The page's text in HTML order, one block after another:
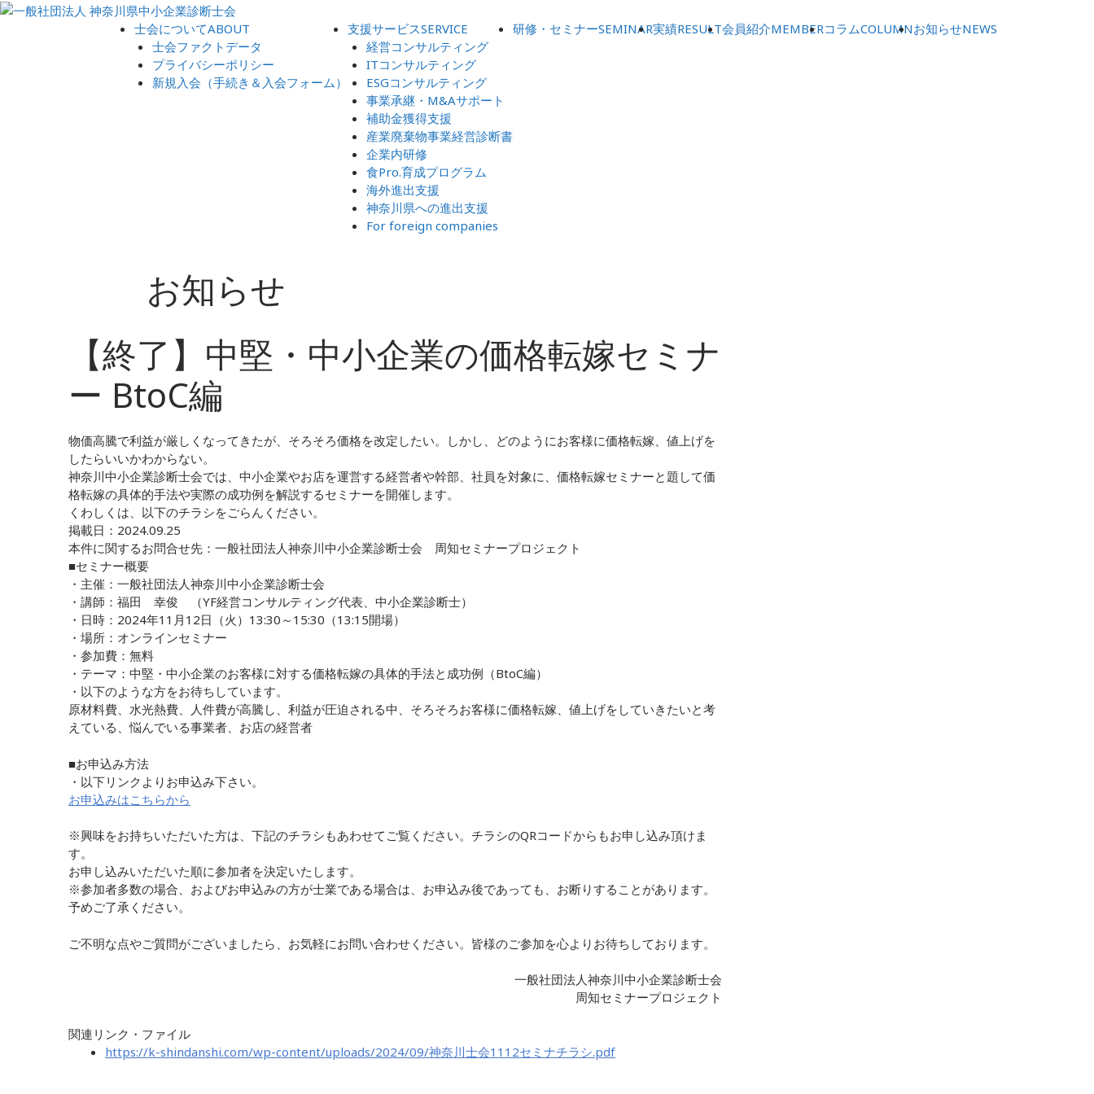
士会についてABOUT
士会ファクトデータ
プライバシーポリシー
新規入会（手続き＆入会フォーム）
支援サービスSERVICE
経営コンサルティング
ITコンサルティング
ESGコンサルティング
事業承継・M&Aサポート
補助金獲得支援
産業廃棄物事業経営診断書
企業内研修
食Pro.育成プログラム
海外進出支援
神奈川県への進出支援
For foreign companies
研修・セミナーSEMINAR実績RESULT会員紹介MEMBERコラムCOLUMNお知らせNEWS
お知らせ
【終了】中堅・中小企業の価格転嫁セミナ
ー BtoC編
物価高騰で利益が厳しくなってきたが、そろそろ価格を改定したい。しかし、どのようにお客様に価格転嫁、値上げを
したらいいかわからない。
神奈川中小企業診断士会では、中小企業やお店を運営する経営者や幹部、社員を対象に、価格転嫁セミナーと題して価
格転嫁の具体的手法や実際の成功例を解説するセミナーを開催します。
くわしくは、以下のチラシをごらんください。
掲載日： 2024.09.25
本件に関するお問合せ先：一般社団法人神奈川中小企業診断士会 周知セミナープロジェクト
■セミナー概要
・主催：一般社団法人神奈川中小企業診断士会
・講師：福田 幸俊 （YF経営コンサルティング代表、中小企業診断士）
・日時：2024年11月12日（火）13:30～15:30（13:15開場）
・場所：オンラインセミナー
・参加費：無料
・テーマ：中堅・中小企業のお客様に対する価格転嫁の具体的手法と成功例（BtoC編）
・以下のような方をお待ちしています。
原材料費、水光熱費、人件費が高騰し、利益が圧迫される中、そろそろお客様に価格転嫁、値上げをしていきたいと考
えている、悩んでいる事業者、お店の経営者
■お申込み方法
・以下リンクよりお申込み下さい。
お申込みはこちらから
※興味をお持ちいただいた方は、下記のチラシもあわせてご覧ください。チラシのQRコードからもお申し込み頂けま
す。
お申し込みいただいた順に参加者を決定いたします。
※参加者多数の場合、およびお申込みの方が士業である場合は、お申込み後であっても、お断りすることがあります。
予めご了承ください。
ご不明な点やご質問がございましたら、お気軽にお問い合わせください。皆様のご参加を心よりお待ちしております。
一般社団法人神奈川中小企業診断士会
周知セミナープロジェクト
関連リンク・ファイル
https://k-shindanshi.com/wp-content/uploads/2024/09/神奈川士会1112セミナチラシ.pdf